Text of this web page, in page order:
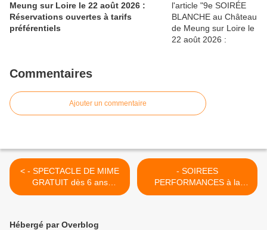
Meung sur Loire le 22 août 2026 :
Réservations ouvertes à tarifs
préférentiels
Commentaires
Ajouter un commentaire
< - SPECTACLE DE MIME
GRATUIT dès 6 ans
mercredi 25 mars au
- SOIREES
PERFORMANCES à la
SCENE NATIONALE
Hébergé par Overblog